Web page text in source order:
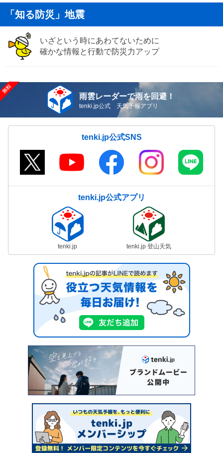
「知る防災」地震
いざという時にあわてないために
確かな情報と行動で防災力アップ
雨雲レーダーで雨を回避！
tenki.jp公式 天気予報アプリ
tenki.jp公式SNS
tenki.jp公式アプリ
tenki.jp tenki.jp 登山天気